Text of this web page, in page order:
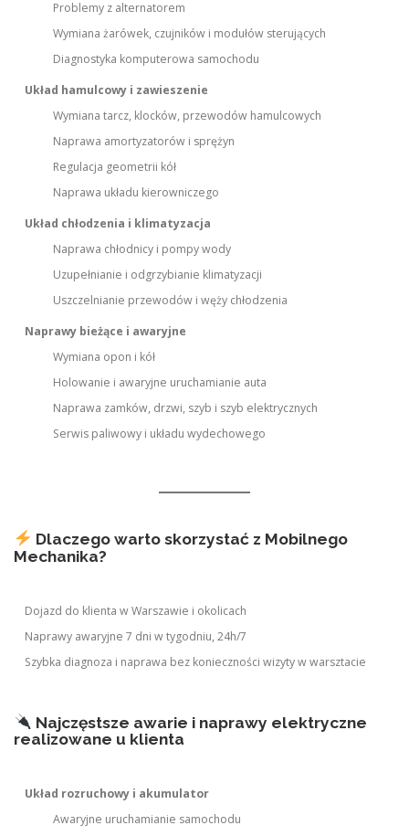
Problemy z alternatorem
Wymiana żarówek, czujników i modułów sterujących
Diagnostyka komputerowa samochodu
Układ hamulcowy i zawieszenie
Wymiana tarcz, klocków, przewodów hamulcowych
Naprawa amortyzatorów i sprężyn
Regulacja geometrii kół
Naprawa układu kierowniczego
Układ chłodzenia i klimatyzacja
Naprawa chłodnicy i pompy wody
Uzupełnianie i odgrzybianie klimatyzacji
Uszczelnianie przewodów i węży chłodzenia
Naprawy bieżące i awaryjne
Wymiana opon i kół
Holowanie i awaryjne uruchamianie auta
Naprawa zamków, drzwi, szyb i szyb elektrycznych
Serwis paliwowy i układu wydechowego
Dlaczego warto skorzystać z Mobilnego
Mechanika?
Dojazd do klienta w Warszawie i okolicach
Naprawy awaryjne 7 dni w tygodniu, 24h/7
Szybka diagnoza i naprawa bez konieczności wizyty w warsztacie
Najczęstsze awarie i naprawy elektryczne
realizowane u klienta
Układ rozruchowy i akumulator
Awaryjne uruchamianie samochodu